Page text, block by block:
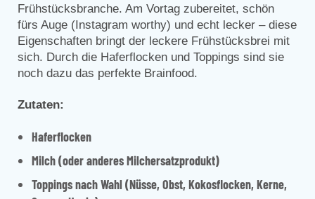
Frühstücksbranche. Am Vortag zubereitet, schön
fürs Auge (Instagram worthy) und echt lecker – diese
Eigenschaften bringt der leckere Frühstücksbrei mit
sich. Durch die Haferflocken und Toppings sind sie
noch dazu das perfekte Brainfood.
Zutaten:
Haferflocken
Milch (oder anderes Milchersatzprodukt)
Toppings nach Wahl (Nüsse, Obst, Kokosflocken, Kerne,